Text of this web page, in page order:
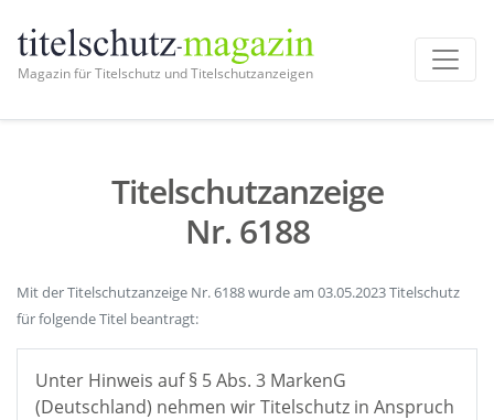
Magazin für Titelschutz und Titelschutzanzeigen
Titelschutzanzeige
Nr. 6188
Mit der Titelschutzanzeige Nr. 6188 wurde am 03.05.2023 Titelschutz
für folgende Titel beantragt:
Unter Hinweis auf § 5 Abs. 3 MarkenG
(Deutschland) nehmen wir Titelschutz in Anspruch